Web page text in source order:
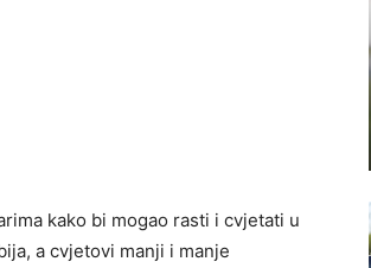
kako bi mogao rasti i cvjetati u
a cvjetovi manji i manje